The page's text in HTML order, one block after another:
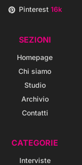
Pinterest16k
SEZIONI
Homepage
Chi siamo
Studio
Archivio
Contatti
CATEGORIE
Interviste